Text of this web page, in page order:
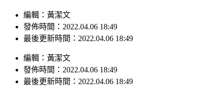
編輯：黃潔文
發佈時間：2022.04.06 18:49
最後更新時間：2022.04.06 18:49
編輯 ： 黃潔文
發佈時間： 2022.04.06 18:49
最後更新時間： 2022.04.06 18:49